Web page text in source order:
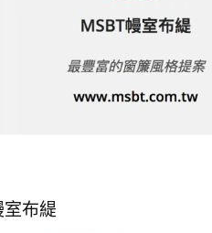
室布緹